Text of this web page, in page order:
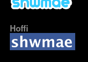
Hoffi